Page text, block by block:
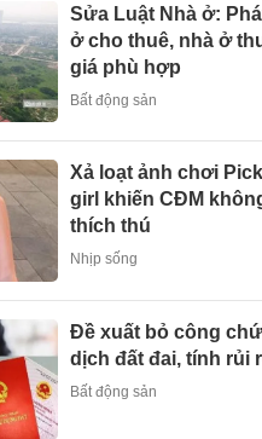
Sửa Luật Nhà ở:
ở cho thuê, nhà ở
giá phù hợp
Bất động sản
Xả loạt ảnh chơi
girl khiến CĐM
thích thú
Nhịp sống
Đề xuất bỏ công
dịch đất đai, tính rủi
Bất động sản